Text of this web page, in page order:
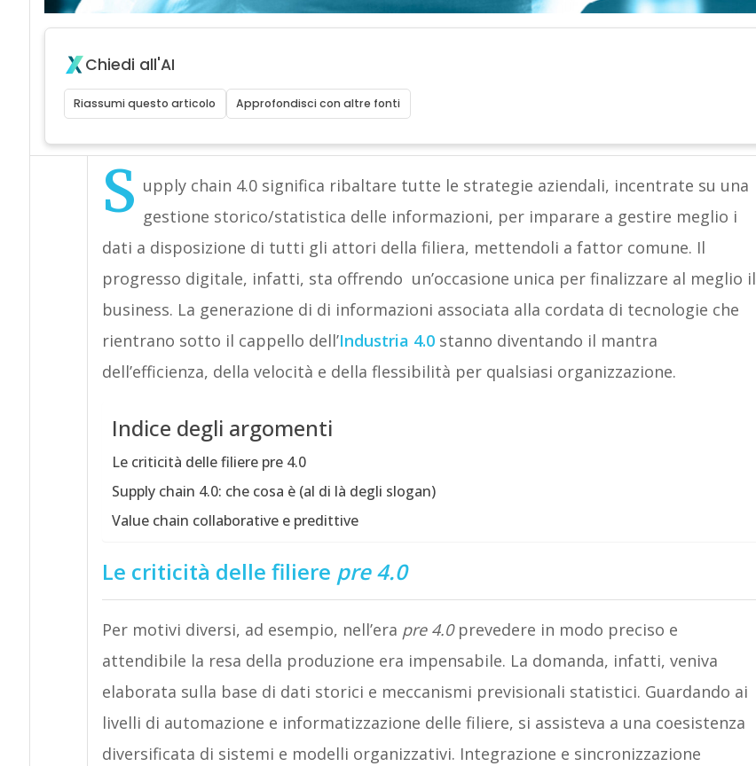
Chiedi all'AI
Riassumi questo articolo Approfondisci con altre fonti
S upply chain 4.0 significa ribaltare tutte le strategie aziendali, incentrate su una
gestione storico/statistica delle informazioni, per imparare a gestire meglio i
dati a disposizione di tutti gli attori della filiera, mettendoli a fattor comune. Il
progresso digitale, infatti, sta offrendo un’occasione unica per finalizzare al meglio il
business. La generazione di di informazioni associata alla cordata di tecnologie che
rientrano sotto il cappello dell’Industria 4.0stanno diventando il mantra
dell’efficienza, della velocità e della flessibilità per qualsiasi organizzazione.
Indice degli argomenti
Le criticità delle filiere pre 4.0
Supply chain 4.0: che cosa è (al di là degli slogan)
Value chain collaborative e predittive
Le criticità delle filiere pre 4.0
Per motivi diversi, ad esempio, nell’era pre 4.0prevedere in modo preciso e
attendibile la resa della produzione era impensabile. La domanda, infatti, veniva
elaborata sulla base di dati storici e meccanismi previsionali statistici. Guardando ai
livelli di automazione e informatizzazione delle filiere, si assisteva a una coesistenza
diversificata di sistemi e modelli organizzativi. Integrazione e sincronizzazione